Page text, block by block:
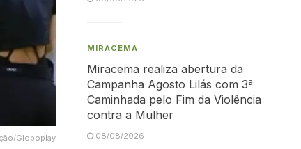
Globoplay
MIRACEMA
Miracema realiza abertura da
Campanha Agosto Lilás com 3ª
Caminhada pelo Fim da Violência
contra a Mulher
08/08/2026